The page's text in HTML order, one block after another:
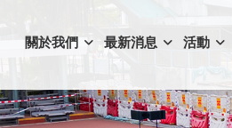
關於我們 最新消息 活動